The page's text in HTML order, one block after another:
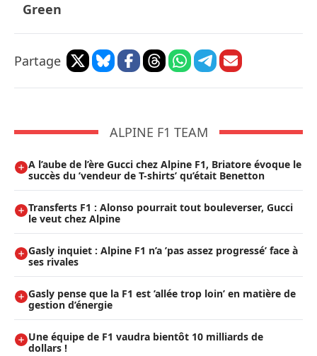
Green
Partage
ALPINE F1 TEAM
A l’aube de l’ère Gucci chez Alpine F1, Briatore évoque le
succès du ’vendeur de T-shirts’ qu’était Benetton
Transferts F1 : Alonso pourrait tout bouleverser, Gucci
le veut chez Alpine
Gasly inquiet : Alpine F1 n’a ’pas assez progressé’ face à
ses rivales
Gasly pense que la F1 est ’allée trop loin’ en matière de
gestion d’énergie
Une équipe de F1 vaudra bientôt 10 milliards de
dollars !